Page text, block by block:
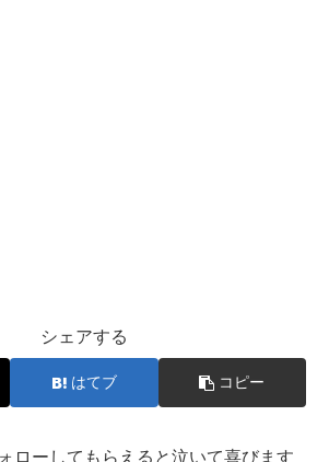
シェアする
はてブ コピー
ローしてもらえると泣いて喜びます